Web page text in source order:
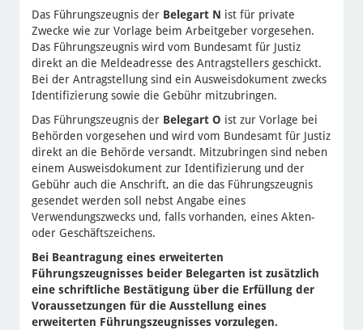
Das Führungszeugnis der Belegart N ist für private
Zwecke wie zur Vorlage beim Arbeitgeber vorgesehen.
Das Führungszeugnis wird vom Bundesamt für Justiz
direkt an die Meldeadresse des Antragstellers geschickt.
Bei der Antragstellung sind ein Ausweisdokument zwecks
Identifizierung sowie die Gebühr mitzubringen.
Das Führungszeugnis der Belegart O ist zur Vorlage bei
Behörden vorgesehen und wird vom Bundesamt für Justiz
direkt an die Behörde versandt. Mitzubringen sind neben
einem Ausweisdokument zur Identifizierung und der
Gebühr auch die Anschrift, an die das Führungszeugnis
gesendet werden soll nebst Angabe eines
Verwendungszwecks und, falls vorhanden, eines Akten-
oder Geschäftszeichens.
Bei Beantragung eines erweiterten
Führungszeugnisses beider Belegarten ist zusätzlich
eine schriftliche Bestätigung über die Erfüllung der
Voraussetzungen für die Ausstellung eines
erweiterten Führungszeugnisses vorzulegen.